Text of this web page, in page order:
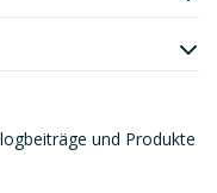
und Produkte